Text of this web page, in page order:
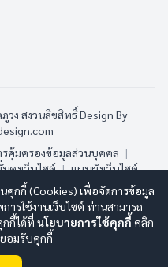
วง สงวนลิขสิทธิ์Design By
รคุ้มครองข้อมูลส่วนบุคคล |
คงเว็บไซต์ | แผนผังเว็บไซต์
ด:191 (ดูสถิติทั้งหมด)
คุกกี้ (Cookies) เพื่อจัดการข้อมูล
รใช้งานเว็บไซต์ ท่านสามารถ
กกี้ได้ที่ นโยบายการใช้คุกกี้ คลิก
อมรับคุกกี้